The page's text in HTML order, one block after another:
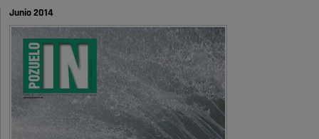
Señora Alcaldesa Ud no ha vivido nunca en Pozuelo , pero yo si desde
hace más de 60 años , …
Pozuelo de Alarcón
Quejas por el deterioro de la
limpieza …
A ver si es posible que haya vivienda para familias con hijos y no
Junio 2014